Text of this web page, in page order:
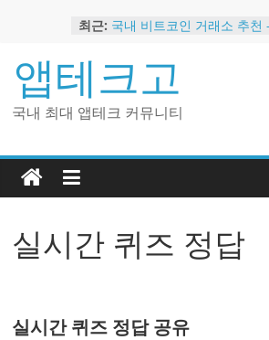
content
최근: 국내 비트코인 거래소 추천
트
2024 강력히 추천하는 은행
금 앱테크
해외 코인 거래소 추천 순위
앱테크고
국내 최대 앱테크 커뮤니티
실시간 퀴즈 정답
실시간 퀴즈 정답 공유